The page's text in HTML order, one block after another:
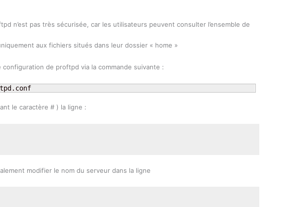
n’est pas très sécurisée, car les utilisateurs peuvent consulter l’ensemble de
aux fichiers situés dans leur dossier « home »
de proftpd via la commande suivante :
le caractère # ) la ligne :
modifier le nom du serveur dans la ligne